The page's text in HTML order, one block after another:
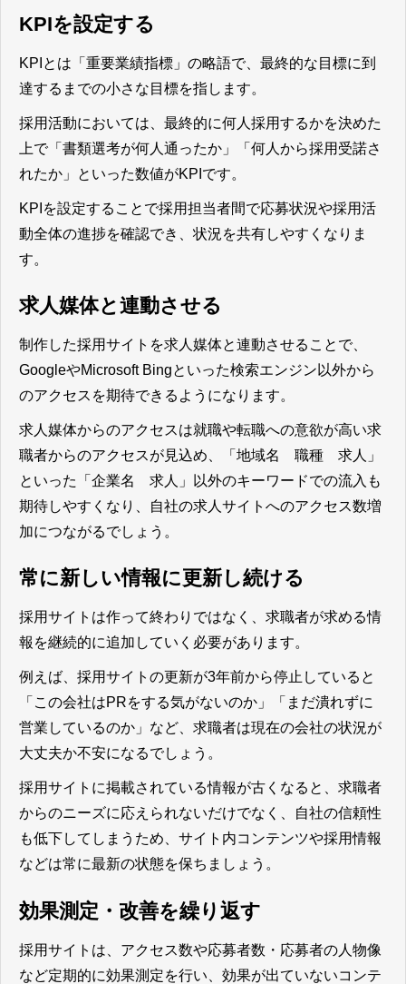
KPIを設定する
KPIとは「重要業績指標」の略語で、最終的な目標に到
達するまでの小さな目標を指します。
採用活動においては、最終的に何人採用するかを決めた
上で「書類選考が何人通ったか」「何人から採用受諾さ
れたか」といった数値がKPI です。
KPIを設定することで採用担当者間で応募状況や採用活
動全体の進捗を確認でき、状況を共有しやすくなりま
す。
求人媒体と連動させる
制作した採用サイトを求人媒体と連動させることで、
GoogleやMicrosoft Bingといった検索エンジン以外から
のアクセスを期待できるようになります。
求人媒体からのアクセスは就職や転職への意欲が高い求
職者からのアクセスが見込め、「地域名 職種 求人」
といった「企業名 求人」以外のキーワードでの流入も
期待しやすくなり、自社の求人サイトへのアクセス数増
加につながるでしょう。
常に新しい情報に更新し続ける
採用サイトは作って終わりではなく、求職者が求める情
報を継続的に追加していく必要があります。
例えば、採用サイトの更新が3年前から停止していると
「この会社はPRをする気がないのか」「まだ潰れずに
営業しているのか」など、求職者は現在の会社の状況が
大丈夫か不安になるでしょう。
採用サイトに掲載されている情報が古くなると、求職者
からのニーズに応えられないだけでなく、自社の信頼性
も低下してしまうため、サイト内コンテンツや採用情報
などは常に最新の状態を保ちましょう。
効果測定・改善を繰り返す
採用サイトは、アクセス数や応募者数・応募者の人物像
など定期的に効果測定を行い、効果が出ていないコンテ